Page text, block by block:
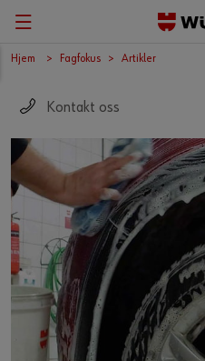
Hjem Fagfokus Artikler
Kontakt oss